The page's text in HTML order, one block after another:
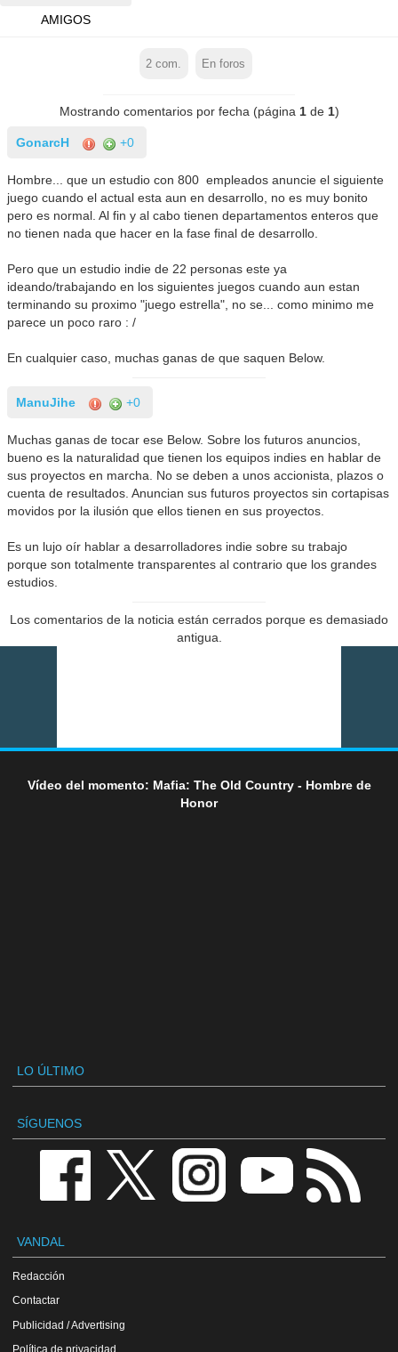
AMIGOS
2 com. En foros
Mostrando comentarios por fecha (página 1de 1)
GonarcH +0
Hombre... que un estudio con 800 empleados anuncie el siguiente
juego cuando el actual esta aun en desarrollo, no es muy bonito
pero es normal. Al fin y al cabo tienen departamentos enteros que
no tienen nada que hacer en la fase final de desarrollo.
Pero que un estudio indie de 22 personas este ya
ideando/trabajando en los siguientes juegos cuando aun estan
terminando su proximo "juego estrella", no se... como minimo me
parece un poco raro : /
En cualquier caso, muchas ganas de que saquen Below.
ManuJihe +0
Muchas ganas de tocar ese Below. Sobre los futuros anuncios,
bueno es la naturalidad que tienen los equipos indies en hablar de
sus proyectos en marcha. No se deben a unos accionista, plazos o
cuenta de resultados. Anuncian sus futuros proyectos sin cortapisas
movidos por la ilusión que ellos tienen en sus proyectos.
Es un lujo oír hablar a desarrolladores indie sobre su trabajo
porque son totalmente transparentes al contrario que los grandes
estudios.
Los comentarios de la noticia están cerrados porque es demasiado
antigua.
Vídeo del momento: Mafia: The Old Country - Hombre de
Honor
LO ÚLTIMO
SÍGUENOS
VANDAL
Redacción
Contactar
Publicidad / Advertising
Política de privacidad